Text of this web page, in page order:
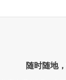
随时随地